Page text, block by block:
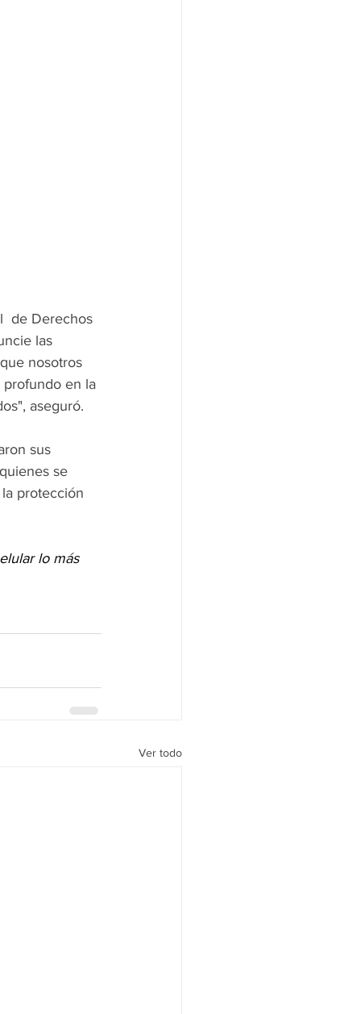
de Derechos
las
nosotros
profundo en la
aseguró.
sus
se
protección
lo más
Ver todo